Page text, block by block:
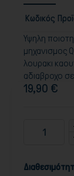
Κωδικός
Υψηλη
μηχανισμος
λουρακι
αδιαβροχο
19,90 €